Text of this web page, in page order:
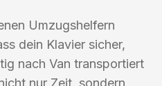
Umzugshelfern
dein Klavier sicher,
nach Van transportiert
nur Zeit, sondern